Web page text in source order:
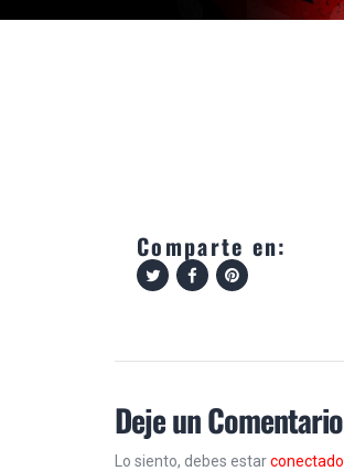
Tiendita Rojinegra
Comparte en:
Deje un Comentario
Lo siento, debes estarconectado